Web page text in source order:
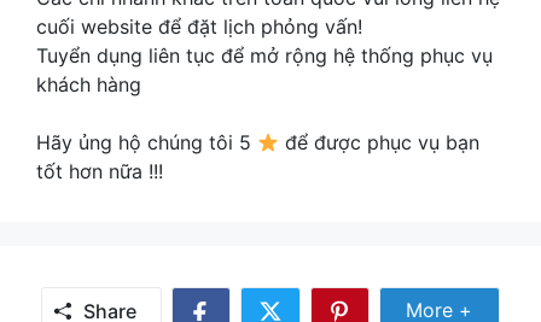
cuối website để đặt lịch phỏng vấn!
Tuyển dụng liên tục để mở rộng hệ thống phục vụ
khách hàng
Hãy ủng hộ chúng tôi 5
để được phục vụ bạn
tốt hơn nữa !!!
Share Share
More +